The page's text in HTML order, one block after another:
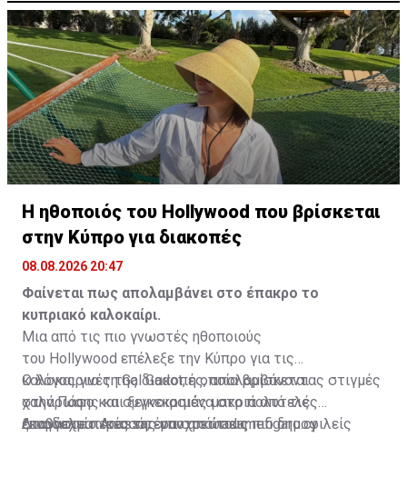
Η ηθοποιός του Hollywood που βρίσκεται
στην Κύπρο για διακοπές
08.08.2026 20:47
Φαίνεται πως απολαμβάνει στο έπακρο το
κυπριακό καλοκαίρι.
Μια από τις πιο γνωστές ηθοποιούς
του Hollywood επέλεξε την Κύπρο για τις
καλοκαιρινές της διακοπές, απολαμβάνοντας στιγμές
χαλάρωσης και ξεγνοιασιάς μακριά από τις
επαγγελματικές της υποχρεώσεις.
Ο λόγος για τη Gal Gadot, η οποία βρίσκεται
στην Πάφο και συγκεκριμένα στο πολυτελές
ξενοδοχείο Anassa, έναν από τους πιο δημοφιλείς
Διαβάστε περισσότερα στοmadamefigaro.cy